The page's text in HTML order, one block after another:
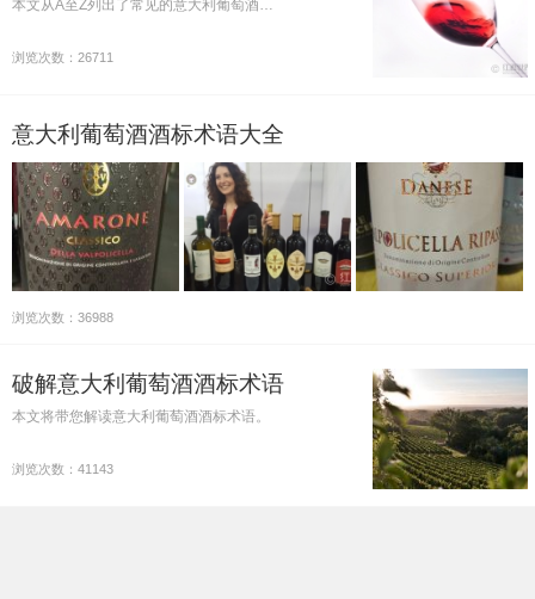
本文从A至Z列出了常见的意大利葡萄酒…
浏览次数：26711
意大利葡萄酒酒标术语大全
浏览次数：36988
破解意大利葡萄酒酒标术语
本文将带您解读意大利葡萄酒酒标术语。
浏览次数：41143